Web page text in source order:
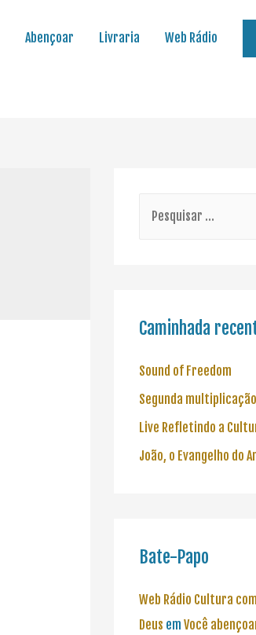
Abençoar Livraria Web Rádio
Caminhada
Sound of Freedom
Segunda
Live Refletindo a
João, o Evangelho do
Bate-Papo
Web Rádio Cultura
Deus emVocê